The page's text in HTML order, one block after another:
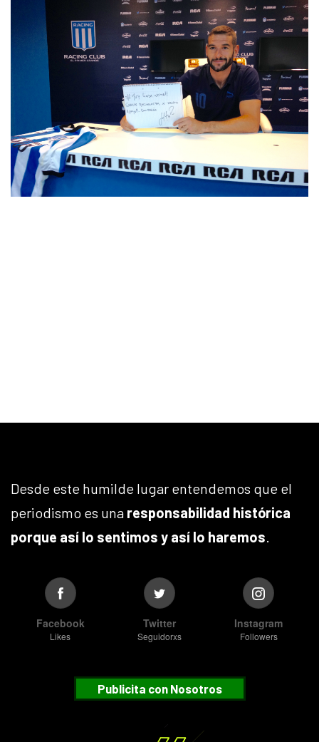
Desde este humilde lugar entendemos que el
periodismo es una responsabilidad histórica
porque así lo sentimos y así lo haremos
Facebook
Likes
Twitter
Seguidorxs
Instagram
Followers
Publicita con Nosotros